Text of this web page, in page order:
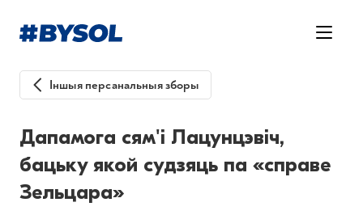
Іншыя персанальныя зборы
Дапамога сям'і Лацунцэвіч,
бацьку якой судзяць па «справе
Зельцара»